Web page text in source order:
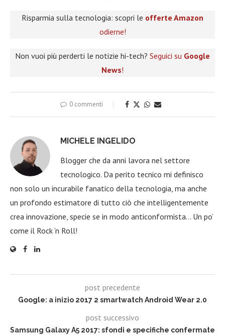
Risparmia sulla tecnologia: scopri le offerte Amazon
odierne!
Non vuoi più perderti le notizie hi-tech? Seguici su Google
News!
0 commenti
MICHELE INGELIDO
Blogger che da anni lavora nel settore
tecnologico. Da perito tecnico mi definisco
non solo un incurabile fanatico della tecnologia, ma anche
un profondo estimatore di tutto ciò che intelligentemente
crea innovazione, specie se in modo anticonformista… Un po’
come il Rock ‘n Roll!
post precedente
Google: a inizio 2017 2 smartwatch Android Wear 2.0
post successivo
Samsung Galaxy A5 2017: sfondi e specifiche confermate